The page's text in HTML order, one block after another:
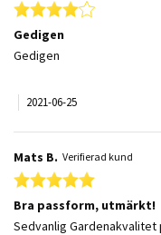
4.0 star rating
Gedigen
Review by Jonas T. on 25
review stating Gedigen
Gedigen
2021-06-25
Mats B. Verifierad kund
5.0 star rating
Bra passform, utmärkt!
Review by Mats B. on 23
review stating Bra
Sedvanlig Gardenakvalitet